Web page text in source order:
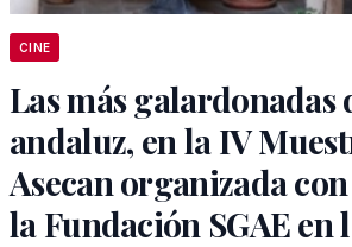
CINE
Las más galardonadas
andaluz, en la IV
Asecan organizada
la Fundación SGAE en